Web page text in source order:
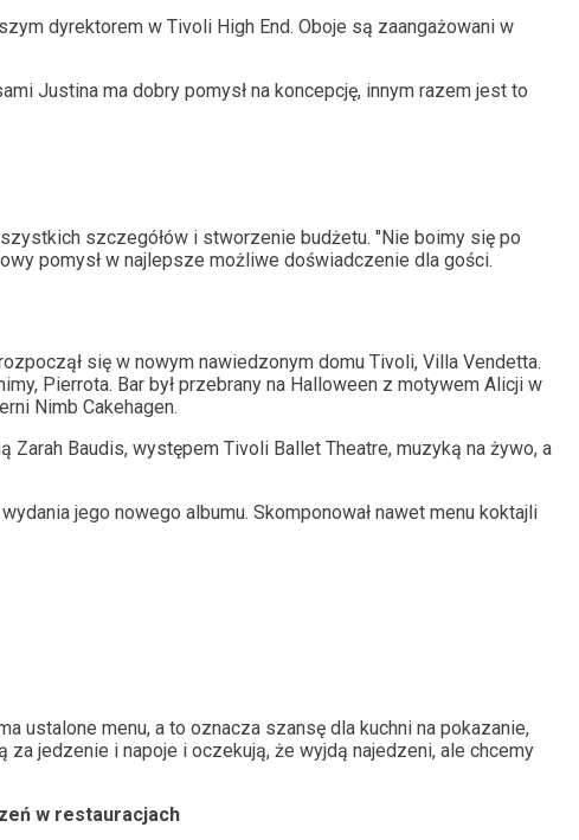
dyrektorem w Tivoli High End. Oboje są zaangażowani w
Justina ma dobry pomysł na koncepcję, innym razem jest to
szczegółów i stworzenie budżetu. "Nie boimy się po
pomysł w najlepsze możliwe doświadczenie dla gości.
się w nowym nawiedzonym domu Tivoli, Villa Vendetta.
Pierrota. Bar był przebrany na Halloween z motywem Alicji w
Nimb Cakehagen.
Baudis, występem Tivoli Ballet Theatre, muzyką na żywo, a
jego nowego albumu. Skomponował nawet menu koktajli
ustalone menu, a to oznacza szansę dla kuchni na pokazanie,
jedzenie i napoje i oczekują, że wyjdą najedzeni, ale chcemy
w restauracjach